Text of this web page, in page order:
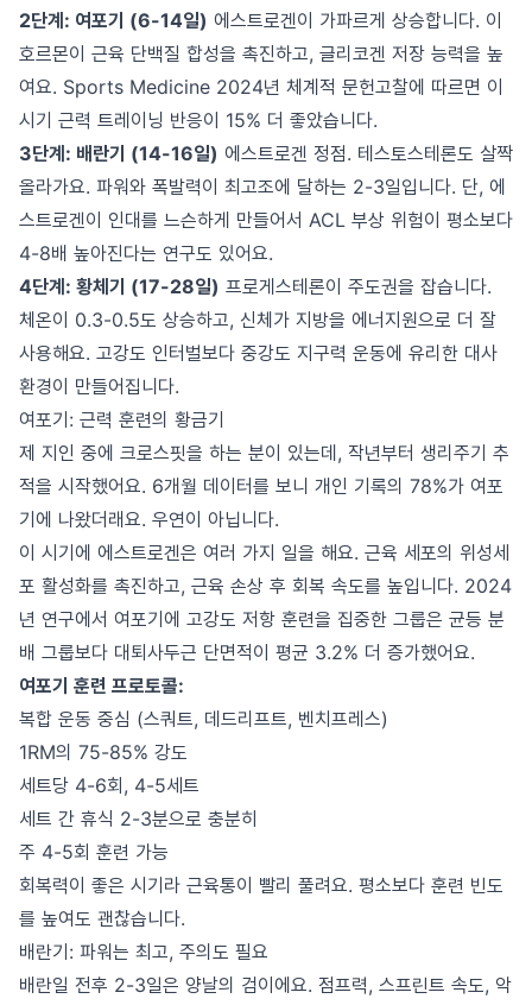
2단계: 여포기 (6-14일) 에스트로겐이 가파르게 상승합니다. 이
호르몬이 근육 단백질 합성을 촉진하고, 글리코겐 저장 능력을 높
여요. Sports Medicine 2024년 체계적 문헌고찰에 따르면 이
시기 근력 트레이닝 반응이 15% 더 좋았습니다.
3단계: 배란기 (14-16일) 에스트로겐 정점. 테스토스테론도 살짝
올라가요. 파워와 폭발력이 최고조에 달하는 2-3일입니다. 단, 에
스트로겐이 인대를 느슨하게 만들어서 ACL 부상 위험이 평소보다
4-8배 높아진다는 연구도 있어요.
4단계: 황체기 (17-28일) 프로게스테론이 주도권을 잡습니다.
체온이 0.3-0.5도 상승하고, 신체가 지방을 에너지원으로 더 잘
사용해요. 고강도 인터벌보다 중강도 지구력 운동에 유리한 대사
환경이 만들어집니다.
여포기: 근력 훈련의 황금기
제 지인 중에 크로스핏을 하는 분이 있는데, 작년부터 생리주기 추
적을 시작했어요. 6개월 데이터를 보니 개인 기록의 78%가 여포
기에 나왔더래요. 우연이 아닙니다.
이 시기에 에스트로겐은 여러 가지 일을 해요. 근육 세포의 위성세
포 활성화를 촉진하고, 근육 손상 후 회복 속도를 높입니다. 2024
년 연구에서 여포기에 고강도 저항 훈련을 집중한 그룹은 균등 분
배 그룹보다 대퇴사두근 단면적이 평균 3.2% 더 증가했어요.
여포기 훈련 프로토콜:
복합 운동 중심 (스쿼트, 데드리프트, 벤치프레스)
1RM의 75-85% 강도
세트당 4-6회, 4-5세트
세트 간 휴식 2-3분으로 충분히
주 4-5회 훈련 가능
회복력이 좋은 시기라 근육통이 빨리 풀려요. 평소보다 훈련 빈도
를 높여도 괜찮습니다.
배란기: 파워는 최고, 주의도 필요
배란일 전후 2-3일은 양날의 검이에요. 점프력, 스프린트 속도, 악